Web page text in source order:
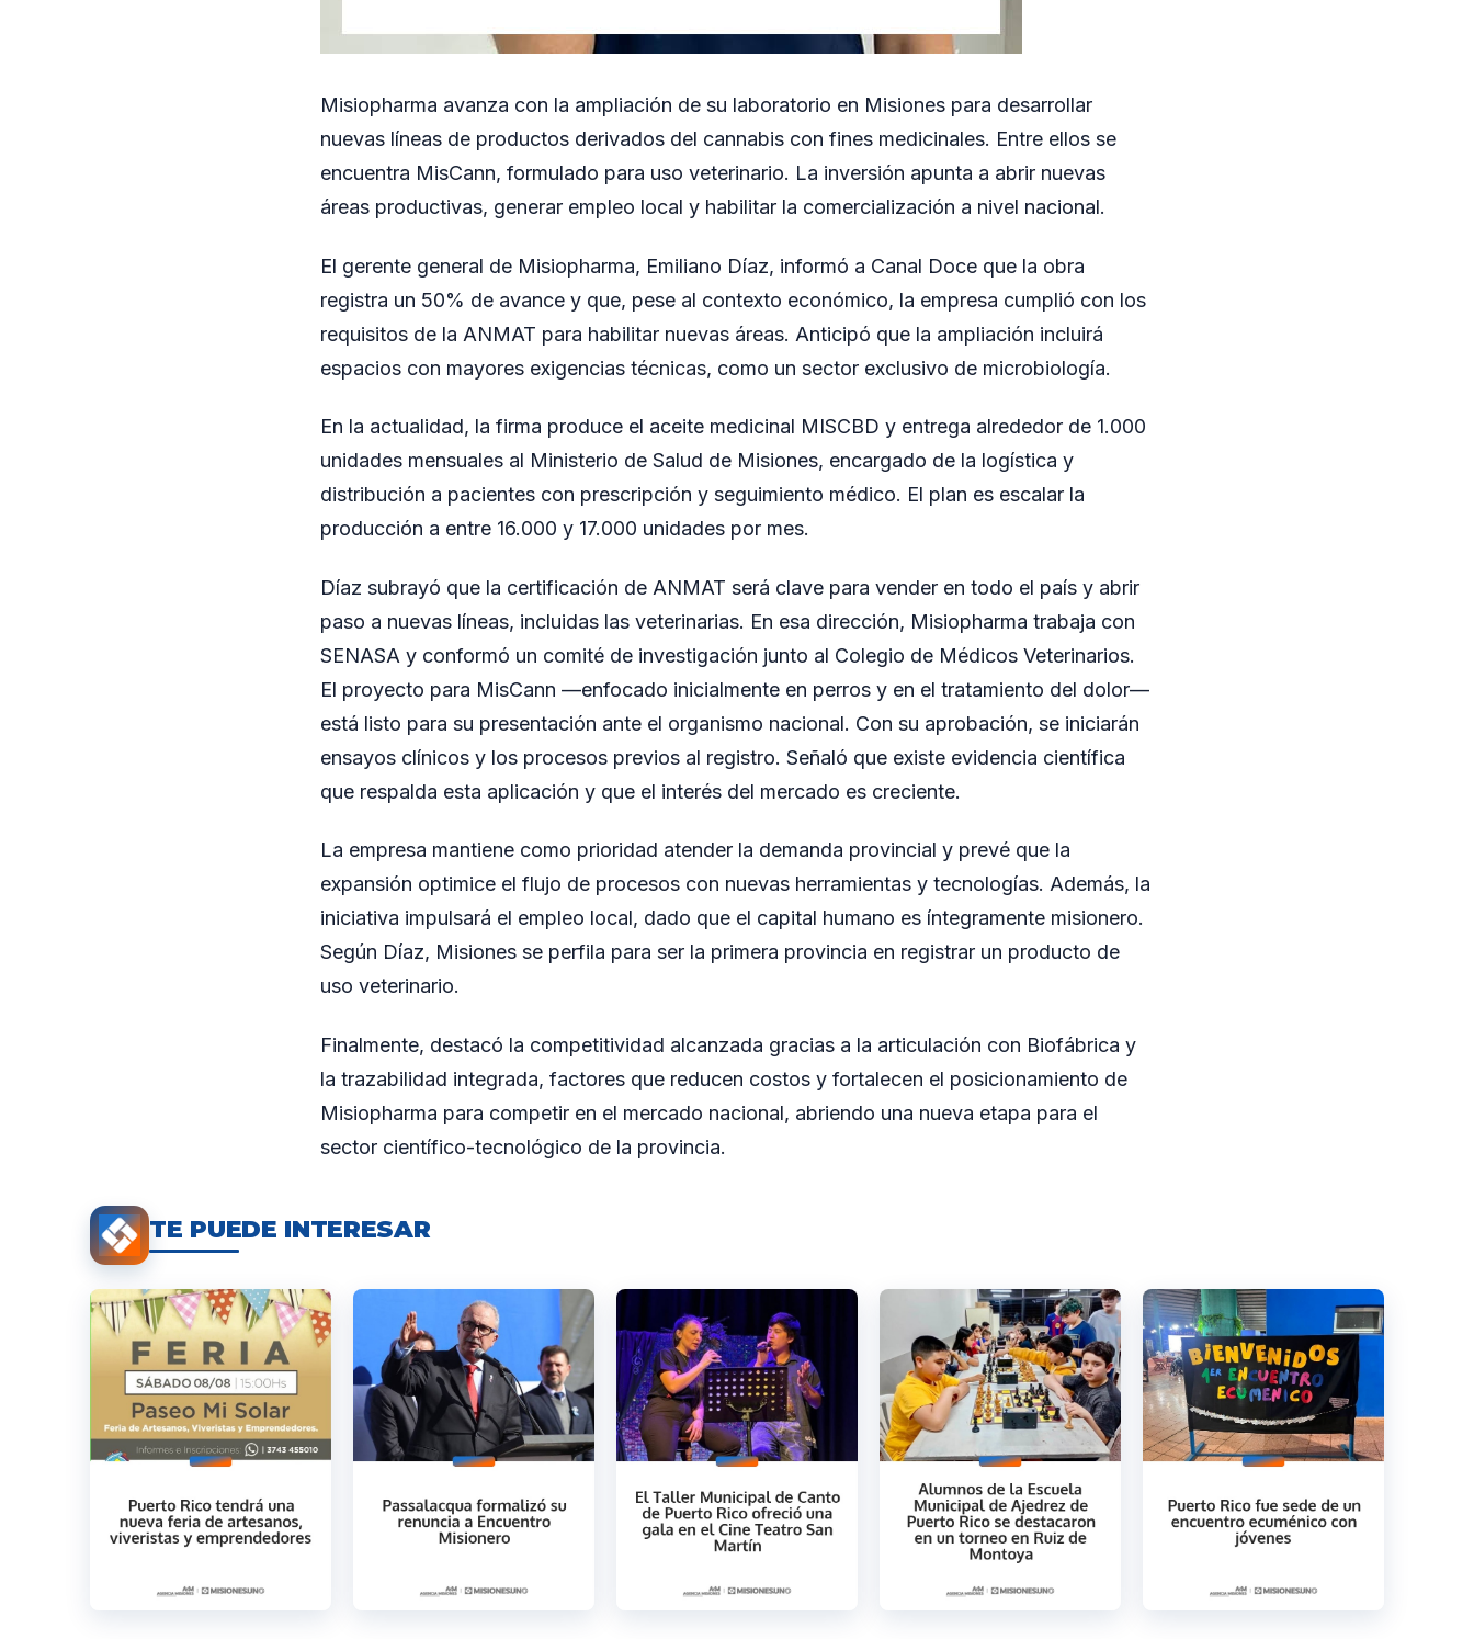
Misiopharma avanza con la ampliación de su laboratorio en Misiones para desarrollar
nuevas líneas de productos derivados del cannabis con fines medicinales. Entre ellos se
encuentra MisCann, formulado para uso veterinario. La inversión apunta a abrir nuevas
áreas productivas, generar empleo local y habilitar la comercialización a nivel nacional.
El gerente general de Misiopharma, Emiliano Díaz, informó a Canal Doce que la obra
registra un 50% de avance y que, pese al contexto económico, la empresa cumplió con los
requisitos de la ANMAT para habilitar nuevas áreas. Anticipó que la ampliación incluirá
espacios con mayores exigencias técnicas, como un sector exclusivo de microbiología.
En la actualidad, la firma produce el aceite medicinal MISCBD y entrega alrededor de 1.000
unidades mensuales al Ministerio de Salud de Misiones, encargado de la logística y
distribución a pacientes con prescripción y seguimiento médico. El plan es escalar la
producción a entre 16.000 y 17.000 unidades por mes.
Díaz subrayó que la certificación de ANMAT será clave para vender en todo el país y abrir
paso a nuevas líneas, incluidas las veterinarias. En esa dirección, Misiopharma trabaja con
SENASA y conformó un comité de investigación junto al Colegio de Médicos Veterinarios.
El proyecto para MisCann —enfocado inicialmente en perros y en el tratamiento del dolor—
está listo para su presentación ante el organismo nacional. Con su aprobación, se iniciarán
ensayos clínicos y los procesos previos al registro. Señaló que existe evidencia científica
que respalda esta aplicación y que el interés del mercado es creciente.
La empresa mantiene como prioridad atender la demanda provincial y prevé que la
expansión optimice el flujo de procesos con nuevas herramientas y tecnologías. Además, la
iniciativa impulsará el empleo local, dado que el capital humano es íntegramente misionero.
Según Díaz, Misiones se perfila para ser la primera provincia en registrar un producto de
uso veterinario.
Finalmente, destacó la competitividad alcanzada gracias a la articulación con Biofábrica y
la trazabilidad integrada, factores que reducen costos y fortalecen el posicionamiento de
Misiopharma para competir en el mercado nacional, abriendo una nueva etapa para el
sector científico-tecnológico de la provincia.
TE PUEDE INTERESAR